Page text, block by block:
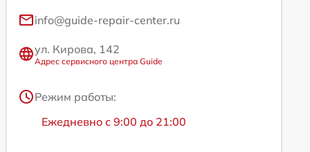
info@guide-repair-center.ru
ул. Кирова, 142
Адрес сервисного центра Guide
Режим работы:
Ежедневно с 9:00 до 21:00